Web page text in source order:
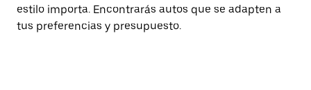
estilo importa. Encontrarás autos que se adapten a
tus preferencias y presupuesto.